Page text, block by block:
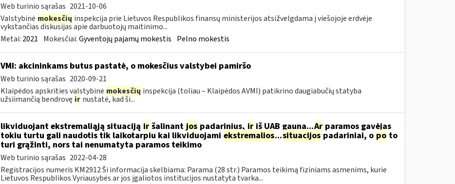
Web turinio sąrašas 2021-10-06
Valstybinė mokesčių inspekcija prie Lietuvos Respublikos finansų ministerijos atsižvelgdama į viešojoje erdvėje
vykstančias diskusijas apie darbuotojų maitinimo...
Metai: 2021 Mokesčiai:Gyventojų pajamų mokestis Pelno mokestis
VMI: akcininkams butus pastatė, o mokesčius valstybei pamiršo
Web turinio sąrašas 2020-09-21
Klaipėdos apskrities valstybinė mokesčių inspekcija (toliau – Klaipėdos AVMI) patikrino daugiabučių statyba
užsiimančią bendrovę ir nustatė, kad ši...
likviduojant ekstremaliąją situaciją iršalinantjos padarinius,iriš UAB gauna...Arparamos gavėjas
tokiu turtu gali naudotis tik laikotarpiu kai likviduojami ekstremalios...situacijospadariniai, o po to
turi grąžinti, nors tai nenumatyta paramos teikimo
Web turinio sąrašas 2022-04-28
Registracijos numeris KM2912 Ši informacija skelbiama: Parama (28 str.) Paramos teikimą fiziniams asmenims, kurie
Lietuvos Respublikos Vyriausybės ar jos įgaliotos institucijos nustatyta tvarka...